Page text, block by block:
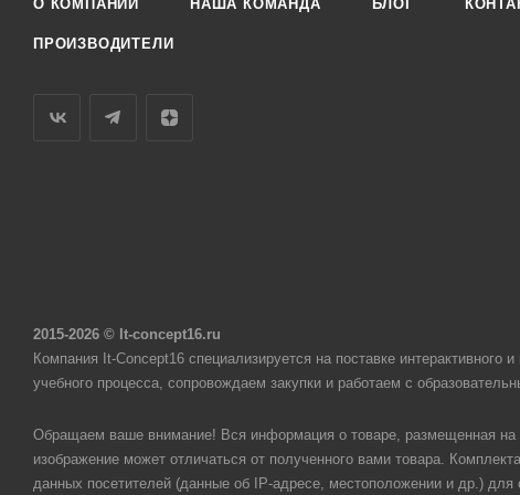
О КОМПАНИИ НАША КОМАНДА БЛОГ
ПРОИЗВОДИТЕЛИ
2015-2026 © It-concept16.ru
Компания It-Concept16 специализируется на поставке
учебного процесса, сопровождаем закупки и работаем с
Обращаем ваше внимание! Вся информация о товаре, размещенная на
изображение может отличаться от полученного вами товара.
данных посетителей (данные об IP-адресе, местоположении и др.)